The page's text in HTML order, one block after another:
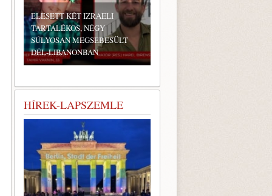
ELESETT KÉT IZRAELI
TARTALÉKOS, NÉGY
SÚLYOSAN MEGSEBESÜLT
DÉL-LIBANONBAN
HÍREK-LAPSZEMLE